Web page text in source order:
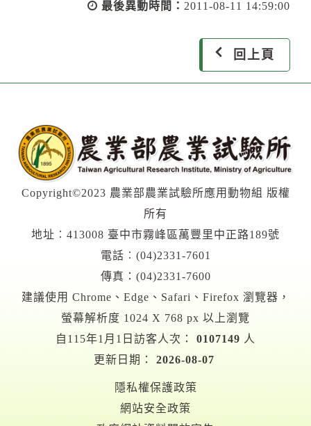
最後異動時間： 2011-08-11 14:59:00
回上頁
Copyright©2023 農業部農業試驗所應用動物組 版權
所有
地址︰413008 臺中市霧峰區萬豐里中正路189號
電話︰(04)2331-7601
傳真：(04)2331-7600
建議使用 Chrome、Edge、Safari、Firefox 瀏覽器，
螢幕解析度 1024 X 768 px 以上瀏覽
自115年1月1日訪客人次：
0107149 人
更新日期：
2026-08-07
隱私權保護政策
網站安全政策